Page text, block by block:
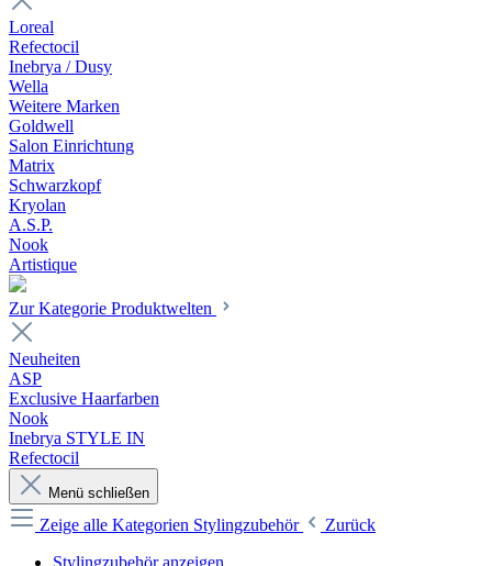
Loreal
Refectocil
Inebrya / Dusy
Wella
Weitere Marken
Goldwell
Salon Einrichtung
Matrix
Schwarzkopf
Kryolan
A.S.P.
Nook
Artistique
Zur Kategorie Produktwelten
Neuheiten
ASP
Exclusive Haarfarben
Nook
Inebrya STYLE IN
Refectocil
Menü schließen
Zeige alle Kategorien Stylingzubehör
Zurück
Stylingzubehör anzeigen